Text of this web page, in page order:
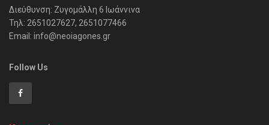
Διεύθυνση: Ζυγομάλλη 6 Ιωάννινα
Τηλ: 2651027627, 2651077466
Email: info@neoiagones.gr
Follow Us